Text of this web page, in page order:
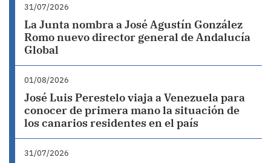
31/07/2026
La Junta nombra a José Agustín González
Romo nuevo director general de Andalucía
Global
01/08/2026
José Luis Perestelo viaja a Venezuela para
conocer de primera mano la situación de
los canarios residentes en el país
31/07/2026